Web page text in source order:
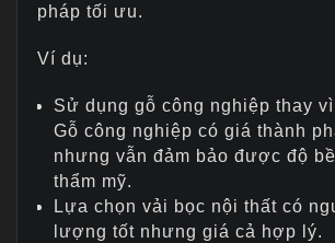
pháp tối ưu.
Ví dụ:
Sử dụng gỗ công nghiệp thay
Gỗ công nghiệp có giá thành
nhưng vẫn đảm bảo được độ
thẩm mỹ.
Lựa chọn vải bọc nội thất có
lượng tốt nhưng giá cả hợp lý.